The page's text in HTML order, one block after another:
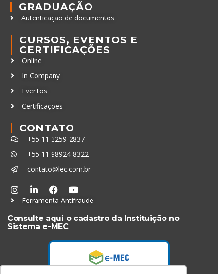
GRADUAÇÃO
Autenticação de documentos
CURSOS, EVENTOS E
CERTIFICAÇÕES
Online
In Company
Eventos
Certificações
CONTATO
+55 11 3259-2837
+55 11 98924-8322
contato@lec.com.br
Ferramenta Antifraude
Consulte aqui o cadastro da Instituição no
Sistema e-MEC